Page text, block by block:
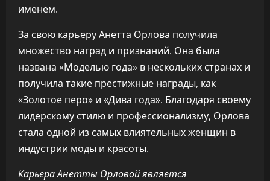
именем.
За свою карьеру Анетта Орлова получила
множество наград и признаний. Она была
названа «Моделью года» в нескольких странах и
получила такие престижные награды, как
«Золотое перо» и «Дива года». Благодаря своему
лидерскому стилю и профессионализму, Орлова
стала одной из самых влиятельных женщин в
индустрии моды и красоты.
Карьера Анетты Орловой является